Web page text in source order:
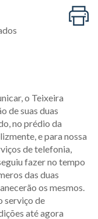
o Teixeira
de suas duas
no prédio da
e para nossa
de telefonia,
fazer no tempo
das duas
os mesmos.
serviço de
até agora